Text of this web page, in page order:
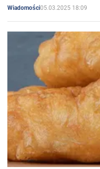
Wiadomości05.03.2025 18:09